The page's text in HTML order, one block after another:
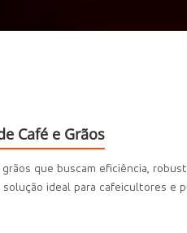
Café e Grãos
que buscam eficiência,
ideal para cafeicultores e